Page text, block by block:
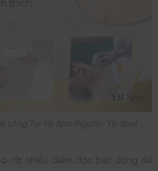
Lông Tại Yb Spa (nguồn: Yb Spa)
rất nhiều điểm đặc biệt đáng để